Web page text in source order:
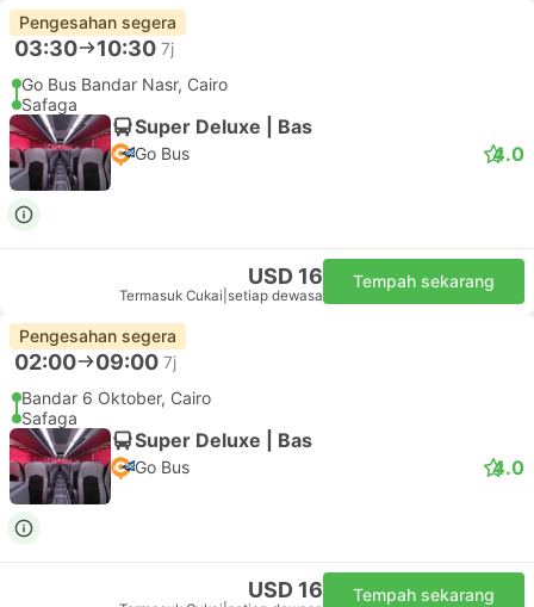
Pengesahan segera
03:30 10:30 7j
Go Bus Bandar Nasr, Cairo
Safaga
Super Deluxe | Bas
Go Bus 4.0
USD 16
Termasuk Cukai setiap dewasa
Tempah sekarang
Pengesahan segera
02:00 09:00 7j
Bandar 6 Oktober, Cairo
Safaga
Super Deluxe | Bas
Go Bus 4.0
USD 16 Tempah sekarang